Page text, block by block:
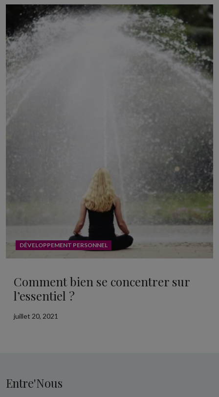
DÉVELOPPEMENT PERSONNEL
Comment bien se concentrer sur
l’essentiel ?
juillet 20, 2021
Entre'Nous